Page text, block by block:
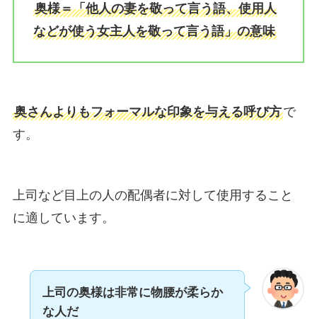
奥様＝「他人の妻を敬って言う語、使用人
などが使う女主人を敬って言う語」の意味
奥さんよりもフォーマルな印象を与える呼び方で
す。
上司など目上の人の配偶者に対して使用すること
に適しています。
上司の奥様は非常に物腰が柔らか
な人だ